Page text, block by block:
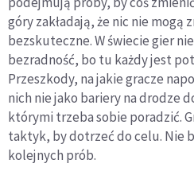
góry zakładają, że nic nie mogą
bezskuteczne. W świecie gier
bezradność, bo tu każdy jest
Przeszkody, na jakie gracze
nich nie jako bariery na drodze
którymi trzeba sobie poradzić.
taktyk, by dotrzeć do celu. Nie
kolejnych prób.